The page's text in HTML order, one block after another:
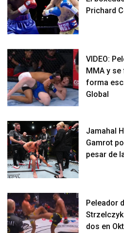
Prichard
VIDEO:
MMA y
forma
Global
Jamahal
Gamrot
pesar de
Peleador
dos en